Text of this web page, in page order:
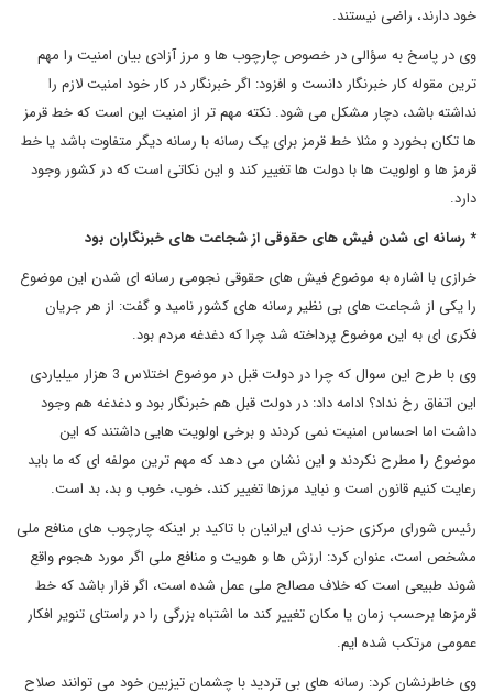
خود دارند، راضی نیستند.
وی در پاسخ به سؤالی در خصوص چارچوب ها و مرز آزادی بیان امنیت را مهم
ترین مقوله کار خبرنگار دانست و افزود: اگر خبرنگار در کار خود امنیت لازم را
نداشته باشد، دچار مشکل می شود. نکته مهم تر از امنیت این است که خط قرمز
ها تکان بخورد و مثلا خط قرمز برای یک رسانه با رسانه دیگر متفاوت باشد یا خط
قرمز ها و اولویت ها با دولت ها تغییر کند و این نکاتی است که در کشور وجود
دارد.
* رسانه ای شدن فیش های حقوقی از شجاعت های خبرنگاران بود
خرازی با اشاره به موضوع فیش های حقوقی نجومی رسانه ای شدن این موضوع
را یکی از شجاعت های بی نظیر رسانه های کشور نامید و گفت: از هر جریان
فکری ای به این موضوع پرداخته شد چرا که دغدغه مردم بود.
وی با طرح این سوال که چرا در دولت قبل در موضوع اختلاس 3 هزار میلیاردی
این اتفاق رخ نداد؟ ادامه داد: در دولت قبل هم خبرنگار بود و دغدغه هم وجود
داشت اما احساس امنیت نمی کردند و برخی اولویت هایی داشتند که این
موضوع را مطرح نکردند و این نشان می دهد که مهم ترین مولفه ای که ما باید
رعایت کنیم قانون است و نباید مرزها تغییر کند، خوب، خوب و بد، بد است.
رئیس شورای مرکزی حزب ندای ایرانیان با تاکید بر اینکه چارچوب های منافع ملی
مشخص است، عنوان کرد: ارزش ها و هویت و منافع ملی اگر مورد هجوم واقع
شوند طبیعی است که خلاف مصالح ملی عمل شده است، اگر قرار باشد که خط
قرمزها برحسب زمان یا مکان تغییر کند ما اشتباه بزرگی را در راستای تنویر افکار
عمومی مرتکب شده ایم.
وی خاطرنشان کرد: رسانه های بی تردید با چشمان تیزبین خود می توانند صلاح